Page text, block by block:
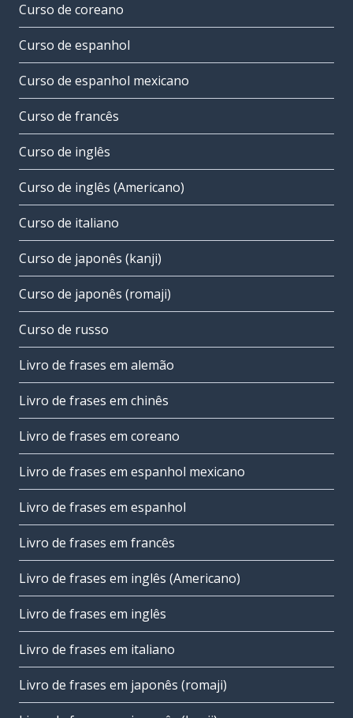
Curso de coreano
Curso de espanhol
Curso de espanhol mexicano
Curso de francês
Curso de inglês
Curso de inglês (Americano)
Curso de italiano
Curso de japonês (kanji)
Curso de japonês (romaji)
Curso de russo
Livro de frases em alemão
Livro de frases em chinês
Livro de frases em coreano
Livro de frases em espanhol mexicano
Livro de frases em espanhol
Livro de frases em francês
Livro de frases em inglês (Americano)
Livro de frases em inglês
Livro de frases em italiano
Livro de frases em japonês (romaji)